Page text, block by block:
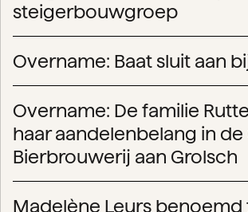
steigerbouwgroep
Overname: Baat sluit aan
Overname: De familie
haar aandelenbelang in
Bierbrouwerij aan Grolsch
Madelène Leurs